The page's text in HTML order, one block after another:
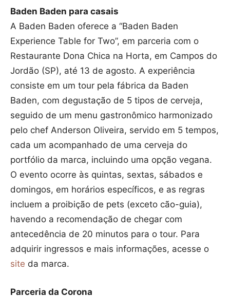
Baden Baden para casais
A Baden Baden oferece a “Baden Baden
Experience Table for Two”, em parceria com o
Restaurante Dona Chica na Horta, em Campos do
Jordão (SP), até 13 de agosto. A experiência
consiste em um tour pela fábrica da Baden
Baden, com degustação de 5 tipos de cerveja,
seguido de um menu gastronômico harmonizado
pelo chef Anderson Oliveira, servido em 5 tempos,
cada um acompanhado de uma cerveja do
portfólio da marca, incluindo uma opção vegana.
O evento ocorre às quintas, sextas, sábados e
domingos, em horários específicos, e as regras
incluem a proibição de pets (exceto cão-guia),
havendo a recomendação de chegar com
antecedência de 20 minutos para o tour. Para
adquirir ingressos e mais informações, acesse o
site da marca.
Parceria da Corona